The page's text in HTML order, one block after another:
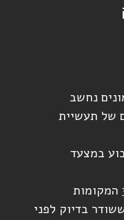
נחשב
של תעשיית
במצעד
אנחנו נשחזר מידי שבוע את 30 המקומות
בדיוק לפני